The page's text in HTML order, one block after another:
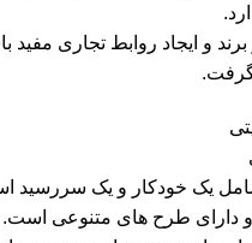
و ایجاد روابط تجاری مفید
گرفت.
یک خودکار و یک سررسید
و دارای طرح های متنوعی